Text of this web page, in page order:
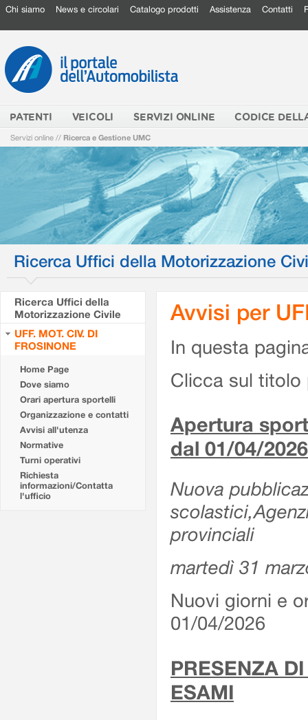
Chi siamo News e circolari Catalogo prodotti Assistenza Contatti
PATENTI VEICOLI SERVIZI ONLINE CODICE
Servizi online // Ricerca e Gestione UMC
Ricerca Uffici della Motorizzazione
Ricerca Uffici della
Motorizzazione Civile
UFF. MOT. CIV. DI
FROSINONE
Home Page
Dove siamo
Orari apertura sportelli
Organizzazione e contatti
Avvisi all'utenza
Normative
Turni operativi
Richiesta
informazioni/Contatta
l'ufficio
Avvisi per
In questa
Clicca sul titolo
Apertura
dal 01/04/2026
Nuova
provinciali
martedì 31
Nuovi giorni e
01/04/2026
PRESENZA
ESAMI